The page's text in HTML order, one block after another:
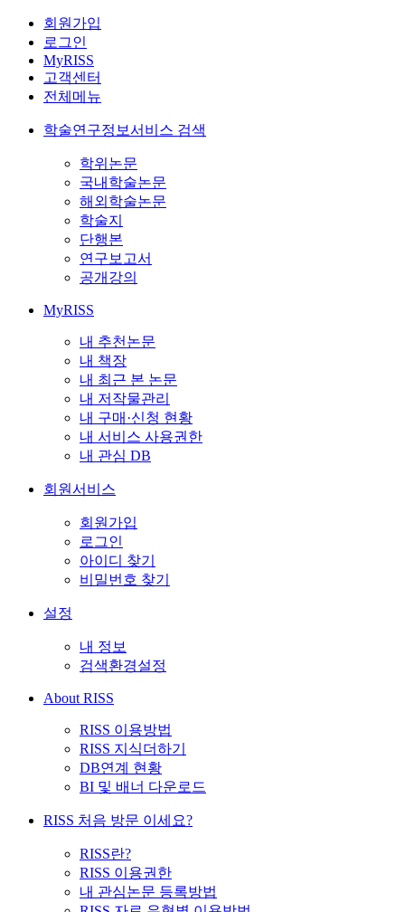
회원가입
로그인
MyRISS
고객센터
전체메뉴
학술연구정보서비스 검색
학위논문
국내학술논문
해외학술논문
학술지
단행본
연구보고서
공개강의
MyRISS
내 추천논문
내 책장
내 최근 본 논문
내 저작물관리
내 구매·신청 현황
내 서비스 사용권한
내 관심 DB
회원서비스
회원가입
로그인
아이디 찾기
비밀번호 찾기
설정
내 정보
검색환경설정
About RISS
RISS 이용방법
RISS 지식더하기
DB연계 현황
BI 및 배너 다운로드
RISS 처음 방문 이세요?
RISS란?
RISS 이용권한
내 관심논문 등록방법